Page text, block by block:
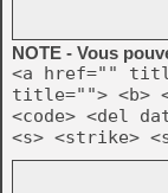
NOTE - Vous
<a href=""
title=""> <b>
<code> <del
<s> <strike>